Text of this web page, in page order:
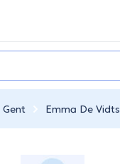
Gent Emma De Vidts